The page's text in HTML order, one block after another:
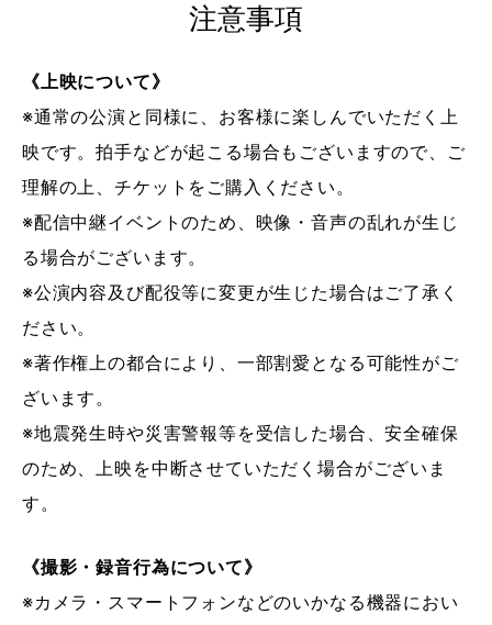
注意事項
《上映について》
※通常の公演と同様に、お客様に楽しんでいただく上
映です。拍手などが起こる場合もございますので、ご
理解の上、チケットをご購入ください。
※配信中継イベントのため、映像・音声の乱れが生じ
る場合がございます。
※公演内容及び配役等に変更が生じた場合はご了承く
ださい。
※著作権上の都合により、一部割愛となる可能性がご
ざいます。
※地震発生時や災害警報等を受信した場合、安全確保
のため、上映を中断させていただく場合がございま
す。
《撮影・録音行為について》
※カメラ・スマートフォンなどのいかなる機器におい